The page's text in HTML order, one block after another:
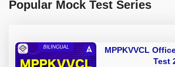
Popular Mock Test Series
MPPKVVCL
Test